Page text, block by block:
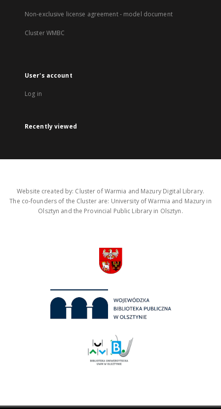
Non-exclusive license agreement - model document
Cluster WMBC
User's account
Log in
Recently viewed
Website created by: Cluster of Warmia and Mazury Digital Library.
The co-founders of the Cluster are: University of Warmia and Mazury in
Olsztyn and the Provincial Public Library in Olsztyn.